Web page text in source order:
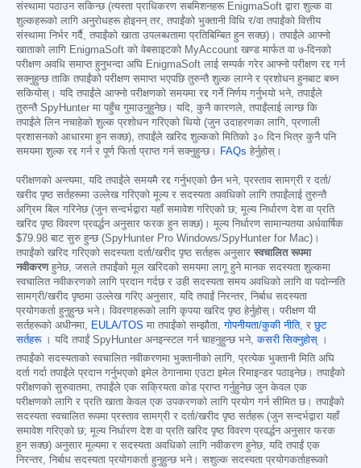
संस्थामा पठाउन सकिन्छ (त्यस्ता प्राधिकरण सबमिशनहरू EnigmaSoft द्वारा शुल्क वा
शुल्कहरूको लागि अनुरोधहरू होइनन् तर, तपाईंको भुक्तानी विधि र/वा तपाईंको वित्तीय
संस्थामा निर्भर गर्दै, तपाईंको खाता उपलब्धतामा प्रतिबिम्बित हुन सक्छ)। तपाईंले आफ्नो
खाताको लागि EnigmaSoft को वेबसाइटको MyAccount खण्ड मार्फत वा ७-दिनको
परीक्षण अवधि समाप्त हुनुभन्दा अघि EnigmaSoft लाई सम्पर्क गरेर आफ्नो परीक्षण रद्द गर्न
सक्नुहुन्छ ताकि तपाईंको परीक्षण समाप्त भएपछि तुरुन्तै शुल्क लाग्ने र प्रशोधन हुनबाट बच्न
सकियोस्। यदि तपाईंले आफ्नो परीक्षणको समयमा रद्द गर्ने निर्णय गर्नुभयो भने, तपाईंले
तुरुन्तै SpyHunter मा पहुँच गुमाउनुहुनेछ। यदि, कुनै कारणले, तपाईंलाई लाग्छ कि
तपाईंले लिन नचाहेको शुल्क प्रशोधन गरिएको थियो (जुन उदाहरणका लागि, प्रणाली
प्रशासनको आधारमा हुन सक्छ), तपाईंले खरिद शुल्कको मितिको ३० दिन भित्र कुनै पनि
समयमा शुल्क रद्द गर्न र पूर्ण फिर्ता प्राप्त गर्न सक्नुहुन्छ।
FAQs हेर्नुहोस्।
परीक्षणको अन्त्यमा, यदि तपाईंले समयमै रद्द गर्नुभएको छैन भने, प्रस्ताव सामग्री र दर्ता/
खरीद पृष्ठ सर्तहरूमा उल्लेख गरिएको मूल्य र सदस्यता अवधिको लागि तपाईंलाई तुरुन्तै
अग्रिम बिल गरिनेछ (जुन सन्दर्भद्वारा यहाँ समावेश गरिएको छ; मूल्य निर्धारण देश वा प्रति
खरिद पृष्ठ विवरण प्रवर्द्धन अनुसार फरक हुन सक्छ)। मूल्य निर्धारण सामान्यतया अर्धवार्षिक
$79.98 बाट सुरु हुन्छ (SpyHunter Pro Windows/SpyHunter for Mac)।
तपाईंको खरिद गरिएको सदस्यता दर्ता/खरीद पृष्ठ सर्तहरू अनुसार स्वचालित रूपमा
नवीकरणहुनेछ, जसले तपाईंको मूल खरिदको समयमा लागू हुने मानक सदस्यता शुल्कमा
स्वचालित नवीकरणको लागि प्रदान गर्दछ र उही सदस्यता समय अवधिको लागि वा पदोन्नति
सामग्री/खरीद पृष्ठमा उल्लेख गरिए अनुसार, यदि तपाईं निरन्तर, निर्बाध सदस्यता
प्रयोगकर्ता हुनुहुन्छ भने। विवरणहरूको लागि कृपया खरिद पृष्ठ हेर्नुहोस्। परीक्षण यी
सर्तहरूको अधीनमा, EULA/TOS मा तपाईंको सम्झौता,गोपनीयता/कुकी नीति, रछुट
सर्तहरू। यदि तपाईं SpyHunter अनइन्स्टल गर्न चाहनुहुन्छ भने,कसरी सिक्नुहोस् ।
तपाईंको सदस्यताको स्वचालित नवीकरणमा भुक्तानीको लागि, प्रत्येक भुक्तानी मिति अघि
दर्ता गर्दा तपाईंले प्रदान गर्नुभएको इमेल ठेगानामा एउटा इमेल रिमाइन्डर पठाइनेछ। तपाईंको
परीक्षणको सुरुवातमा, तपाईंले एक सक्रियता कोड प्राप्त गर्नुहुनेछ जुन केवल एक
परीक्षणको लागि र प्रति खाता केवल एक उपकरणको लागि प्रयोग गर्न सीमित छ। तपाईंको
सदस्यता स्वचालित रूपमा प्रस्ताव सामग्री र दर्ता/खरीद पृष्ठ सर्तहरू (जुन सन्दर्भद्वारा यहाँ
समावेश गरिएको छ; मूल्य निर्धारण देश वा प्रति खरिद पृष्ठ विवरण प्रवर्द्धन अनुसार फरक
हुन सक्छ) अनुसार मूल्यमा र सदस्यता अवधिको लागि नवीकरण हुनेछ, यदि तपाईं एक
निरन्तर, निर्बाध सदस्यता प्रयोगकर्ता हुनुहुन्छ भने। सशुल्क सदस्यता प्रयोगकर्ताहरूको